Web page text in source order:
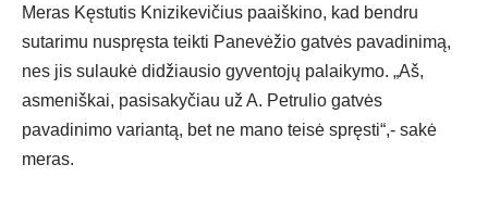
Meras Kęstutis Knizikevičius paaiškino, kad bendru
sutarimu nuspręsta teikti Panevėžio gatvės pavadinimą,
nes jis sulaukė didžiausio gyventojų palaikymo. „Aš,
asmeniškai, pasisakyčiau už A. Petrulio gatvės
pavadinimo variantą, bet ne mano teisė spręsti“,- sakė
meras.